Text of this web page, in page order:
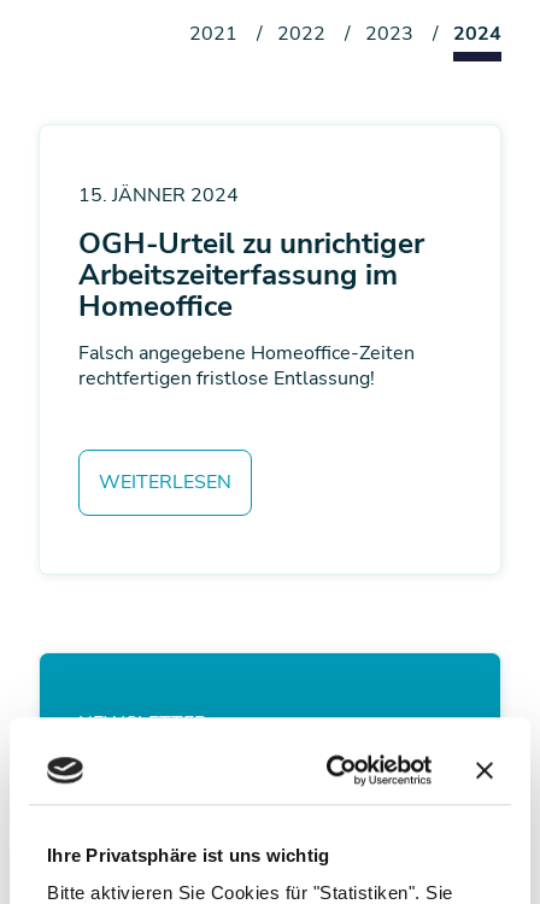
Ihre Privatsphäre ist uns wichtig
Bitte aktivieren Sie Cookies für "Statistiken". Sie
2021 2022 2023 2024
15. JÄNNER 2024
OGH-Urteil zu unrichtiger
Arbeitszeiterfassung im
Homeoffice
Falsch angegebene Homeoffice-Zeiten
rechtfertigen fristlose Entlassung!
WEITERLESEN
NEWSLETTER
So bleiben Sie immer auf
dem Laufenden
Tempo und Dynamik haben bei Änderungen